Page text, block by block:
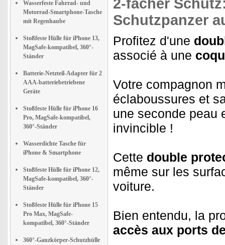
Wasserfeste Fahrrad- und
Motorrad-Smartphone-Tasche
mit Regenhaube
Stoßfeste Hülle für iPhone 13,
MagSafe-kompatibel, 360°-
Ständer
Batterie-Netzteil-Adapter für 2
AAA-batteriebetriebene
Geräte
Stoßfeste Hülle für iPhone 16
Pro, MagSafe-kompatibel,
360°-Ständer
Wasserdichte Tasche für
iPhone & Smartphone
Stoßfeste Hülle für iPhone 12,
MagSafe-kompatibel, 360°-
Ständer
Stoßfeste Hülle für iPhone 15
Pro Max, MagSafe-
kompatibel, 360°-Ständer
360°-Ganzkörper-Schutzhülle
2-facher
Schutzpanzer
Profitez d'une
associé à une
Votre compagnon
éclaboussures et
une seconde peau
invincible !
Cette double
même sur les
voiture.
Bien entendu, la
accès aux ports